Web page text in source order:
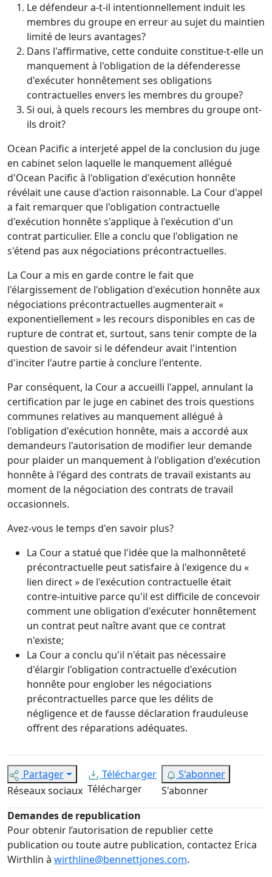
Le défendeur a-t-il intentionnellement induit les
membres du groupe en erreur au sujet du maintien
limité de leurs avantages?
Dans l'affirmative, cette conduite constitue-t-elle un
manquement à l'obligation de la défenderesse
d'exécuter honnêtement ses obligations
contractuelles envers les membres du groupe?
Si oui, à quels recours les membres du groupe ont-
ils droit?
Ocean Pacific a interjeté appel de la conclusion du juge
en cabinet selon laquelle le manquement allégué
d'Ocean Pacific à l'obligation d'exécution honnête
révélait une cause d'action raisonnable. La Cour d'appel
a fait remarquer que l'obligation contractuelle
d'exécution honnête s'applique à l'exécution d'un
contrat particulier. Elle a conclu que l'obligation ne
s'étend pas aux négociations précontractuelles.
La Cour a mis en garde contre le fait que
l'élargissement de l'obligation d'exécution honnête aux
négociations précontractuelles augmenterait «
exponentiellement » les recours disponibles en cas de
rupture de contrat et, surtout, sans tenir compte de la
question de savoir si le défendeur avait l'intention
d'inciter l'autre partie à conclure l'entente.
Par conséquent, la Cour a accueilli l'appel, annulant la
certification par le juge en cabinet des trois questions
communes relatives au manquement allégué à
l'obligation d'exécution honnête, mais a accordé aux
demandeurs l'autorisation de modifier leur demande
pour plaider un manquement à l'obligation d'exécution
honnête à l'égard des contrats de travail existants au
moment de la négociation des contrats de travail
occasionnels.
Avez-vous le temps d'en savoir plus?
La Cour a statué que l'idée que la malhonnêteté
précontractuelle peut satisfaire à l'exigence du «
lien direct » de l'exécution contractuelle était
contre-intuitive parce qu'il est difficile de concevoir
comment une obligation d'exécuter honnêtement
un contrat peut naître avant que ce contrat
n'existe;
La Cour a conclu qu'il n'était pas nécessaire
d'élargir l'obligation contractuelle d'exécution
honnête pour englober les négociations
précontractuelles parce que les délits de
négligence et de fausse déclaration frauduleuse
offrent des réparations adéquates.
Partager
Réseaux sociaux
Télécharger
Télécharger
S'abonner
S'abonner
Demandes de republication
Pour obtenir l’autorisation de republier cette
publication ou toute autre publication, contactez Erica
Wirthlin à wirthline@bennettjones.com.